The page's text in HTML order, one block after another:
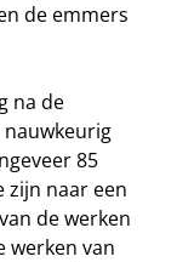
de emmers
na de
85
zijn naar een
de werken
werken van